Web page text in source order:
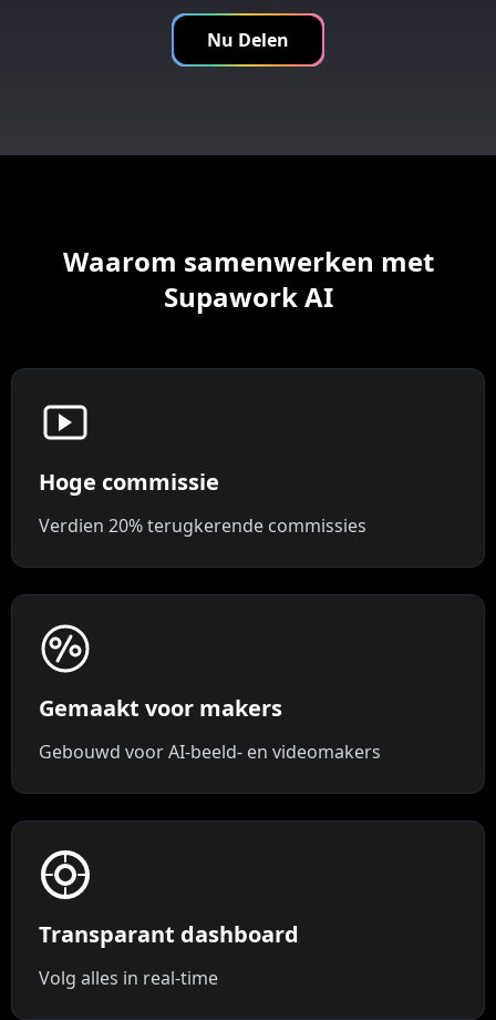
Nu Delen
Waarom samenwerken met
Supawork AI
Hoge commissie
Verdien 20% terugkerende commissies
Gemaakt voor makers
Gebouwd voor AI-beeld- en videomakers
Transparant dashboard
Volg alles in real-time